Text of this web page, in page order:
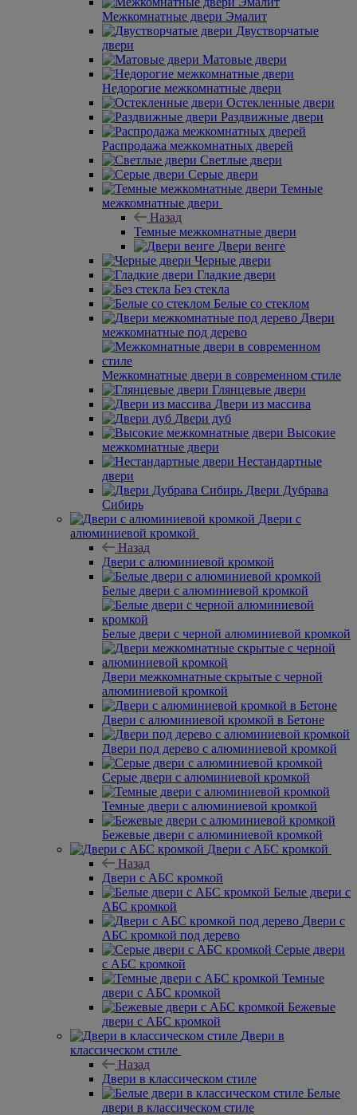
Межкомнатные двери Эмалит
Двустворчатые
двери
Матовые двери
Недорогие межкомнатные двери
Остекленные двери
Раздвижные двери
Распродажа межкомнатных дверей
Светлые двери
Серые двери
Темные
межкомнатные двери
Назад
Темные межкомнатные двери
Двери венге
Черные двери
Гладкие двери
Без стекла
Белые со стеклом
Двери
межкомнатные под дерево
Межкомнатные двери в современном стиле
Глянцевые двери
Двери из массива
Двери дуб
Высокие
межкомнатные двери
Нестандартные
двери
Двери Дубрава
Сибирь
Двери с
алюминиевой кромкой
Назад
Двери с алюминиевой кромкой
Белые двери с алюминиевой кромкой
Белые двери с черной алюминиевой кромкой
Двери межкомнатные скрытые с черной
алюминиевой кромкой
Двери с алюминиевой кромкой в Бетоне
Двери под дерево с алюминиевой кромкой
Серые двери с алюминиевой кромкой
Темные двери с алюминиевой кромкой
Бежевые двери с алюминиевой кромкой
Двери с АБС кромкой
Назад
Двери с АБС кромкой
Белые двери с
АБС кромкой
Двери с
АБС кромкой под дерево
Серые двери
с АБС кромкой
Темные
двери с АБС кромкой
Бежевые
двери с АБС кромкой
Двери в
классическом стиле
Назад
Двери в классическом стиле
Белые
двери в классическом стиле